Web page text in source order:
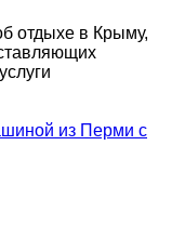
отдыхе в Крыму,
из Перми с